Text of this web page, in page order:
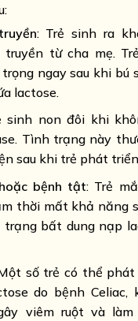
: Trẻ sinh ra
truyền từ cha mẹ.
ngay sau khi bú
lactose.
sinh non đôi khi
Tình trạng này
sau khi trẻ phát
bệnh tật: Trẻ
thời mất khả năng
bất dung nạp
số trẻ có thể
do bệnh Celiac,
viêm ruột và